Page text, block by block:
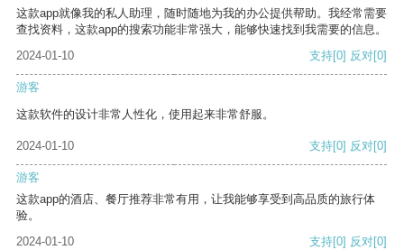
这款app就像我的私人助理，随时随地为我的办公提供帮助。我经常需要
查找资料，这款app的搜索功能非常强大，能够快速找到我需要的信息。
2024-01-10
支持[0] 反对[0]
游客
这款软件的设计非常人性化，使用起来非常舒服。
2024-01-10 支持[0] 反对[0]
游客
这款app的酒店、餐厅推荐非常有用，让我能够享受到高品质的旅行体
验。
2024-01-10
支持[0] 反对[0]